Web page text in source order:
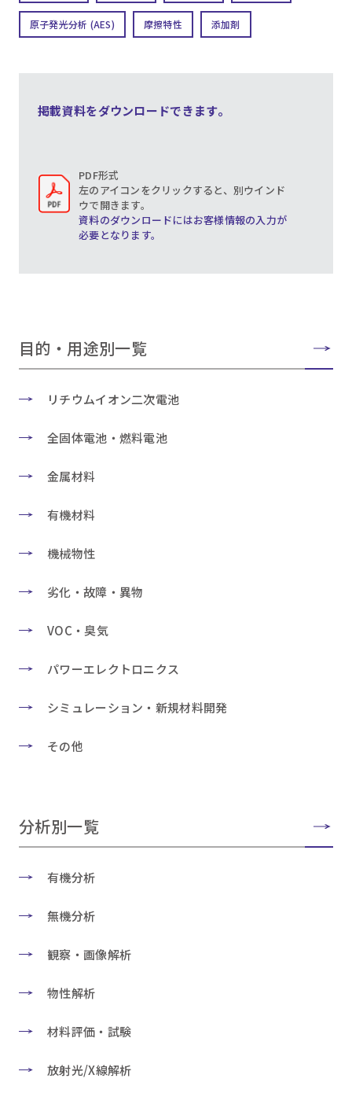
原子発光分析 (AES) 摩擦特性 添加剤
掲載資料をダウンロードできます。
PDF形式
左のアイコンをクリックすると、別ウインド
ウで開きます。
資料のダウンロードにはお客様情報の入力が
必要となります。
目的・用途別一覧
リチウムイオン二次電池
全固体電池・燃料電池
金属材料
有機材料
機械物性
劣化・故障・異物
VOC・臭気
パワーエレクトロニクス
シミュレーション・新規材料開発
その他
分析別一覧
有機分析
無機分析
観察・画像解析
物性解析
材料評価・試験
放射光/X線解析